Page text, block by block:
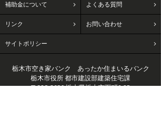
補助金について よくある質問
リンク お問い合わせ
サイトポリシー
栃木市空き家バンク あったか住まいるバンク
栃木市役所 都市建設部建築住宅課
〒328-8686 栃木県栃木市万町9-25